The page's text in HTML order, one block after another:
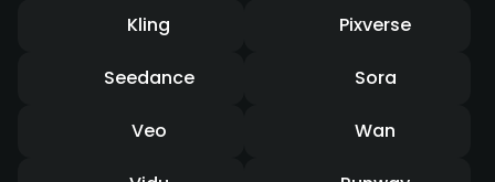
Kling Pixverse
Seedance Sora
Veo Wan